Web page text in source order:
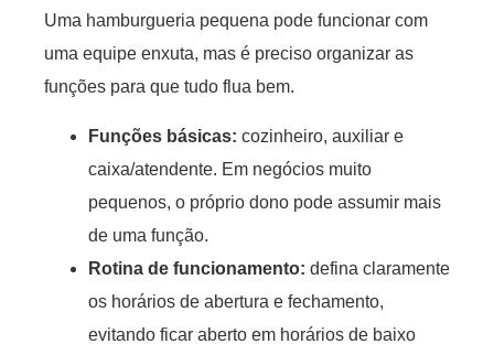
Uma hamburgueria pequena pode funcionar com
uma equipe enxuta, mas é preciso organizar as
funções para que tudo flua bem.
Funções básicas: cozinheiro, auxiliar e
caixa/atendente. Em negócios muito
pequenos, o próprio dono pode assumir mais
de uma função.
Rotina de funcionamento: defina claramente
os horários de abertura e fechamento,
evitando ficar aberto em horários de baixo